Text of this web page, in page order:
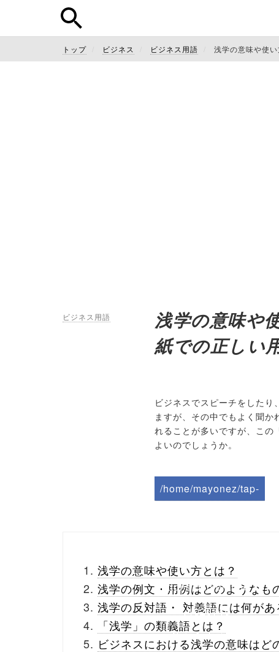
トップ ビジネス ビジネス用語 浅学の意味や使
ビジネス用語
浅学の意味や
紙での正しい
ビジネスでスピーチをした
ますが、その中でもよく聞
れることが多いですが、この
よいのでしょうか。
/home/mayonez/tap-
_theme/parts/sns-
buttons.php on line10
/1026745"
onclick="window.open
浅学の意味や使い方とは？
浅学の例文・用例はどのようなも
浅学の反対語・ 対義語には何があ
「浅学」の類義語とは？
ビジネスにおける浅学の意味はど